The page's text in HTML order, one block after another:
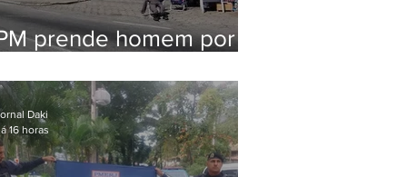
prende homem por
Daki
16 horas